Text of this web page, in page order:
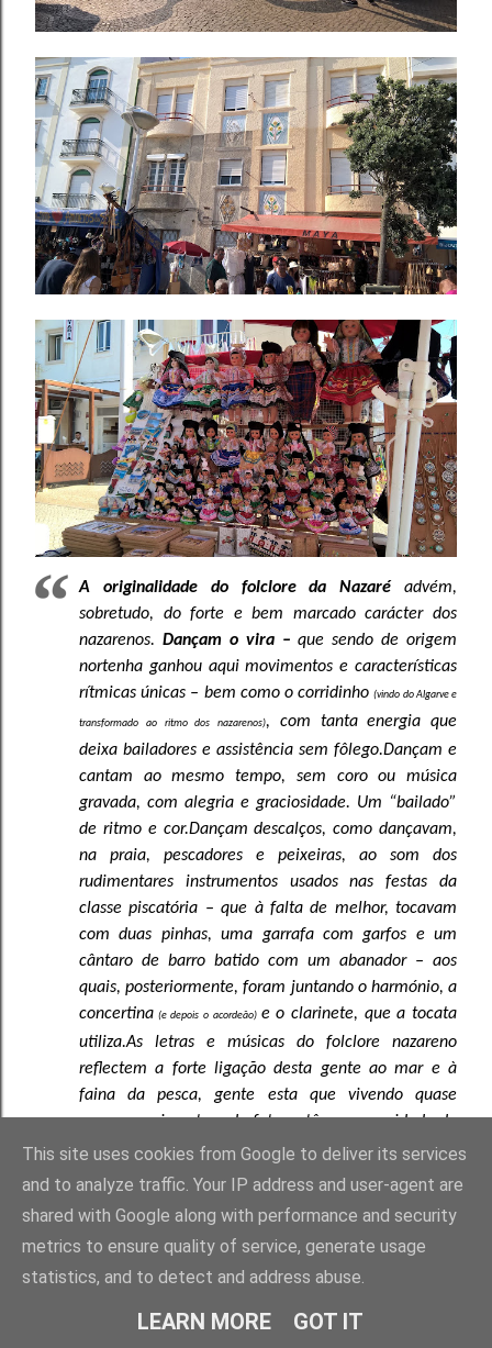
A originalidade do folclore da Nazaré advém,
sobretudo, do forte e bem marcado carácter dos
nazarenos. Dançam o vira –que sendo de origem
nortenha ganhou aqui movimentos e características
rítmicas únicas – bem como o corridinho(vindo do Algarve e
transformado ao ritmo dos nazarenos), com tanta energia que
deixa bailadores e assistência sem fôlego.Dançam e
cantam ao mesmo tempo, sem coro ou música
gravada, com alegria e graciosidade. Um “bailado”
de ritmo e cor.Dançam descalços, como dançavam,
na praia, pescadores e peixeiras, ao som dos
rudimentares instrumentos usados nas festas da
classe piscatória – que à falta de melhor, tocavam
com duas pinhas, uma garrafa com garfos e um
cântaro de barro batido com um abanador – aos
quais, posteriormente, foram juntando o harmónio, a
concertina (e depois o acordeão) e o clarinete, que a tocata
utiliza.As letras e músicas do folclore nazareno
reflectem a forte ligação desta gente ao mar e à
faina da pesca, gente esta que vivendo quase
sempre na incerteza do futuro, têm a capacidade de
viver com um sorriso nos lábios, desafiando as
reviravoltas da vida.
In cm-nazaré
This site uses cookies from Google to deliver its services
and to analyze traffic. Your IP address and user-agent are
shared with Google along with performance and security
metrics to ensure quality of service, generate usage
statistics, and to detect and address abuse.
LEARN MORE GOT IT